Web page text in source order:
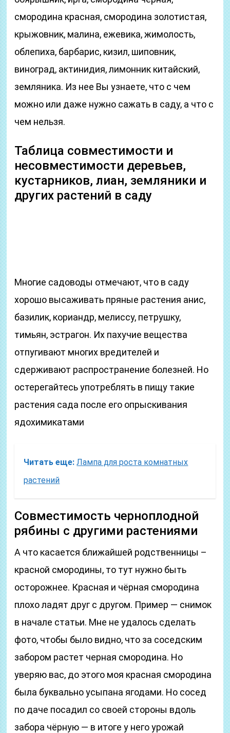
смородина красная, смородина золотистая,
крыжовник, малина, ежевика, жимолость,
облепиха, барбарис, кизил, шиповник,
виноград, актинидия, лимонник китайский,
земляника. Из нее Вы узнаете, что с чем
можно или даже нужно сажать в саду, а что с
чем нельзя.
Таблица совместимости и
несовместимости деревьев,
кустарников, лиан, земляники и
других растений в саду
Многие садоводы отмечают, что в саду
хорошо высаживать пряные растения анис,
базилик, кориандр, мелиссу, петрушку,
тимьян, эстрагон. Их пахучие вещества
отпугивают многих вредителей и
сдерживают распространение болезней. Но
остерегайтесь употреблять в пищу такие
растения сада после его опрыскивания
ядохимикатами
Читать еще: Лампа для роста комнатных
растений
Совместимость черноплодной
рябины с другими растениями
А что касается ближайшей родственницы –
красной смородины, то тут нужно быть
осторожнее. Красная и чёрная смородина
плохо ладят друг с другом. Пример — снимок
в начале статьи. Мне не удалось сделать
фото, чтобы было видно, что за соседским
забором растет черная смородина. Но
уверяю вас, до этого моя красная смородина
была буквально усыпана ягодами. Но сосед
по даче посадил со своей стороны вдоль
забора чёрную — в итоге у него урожай